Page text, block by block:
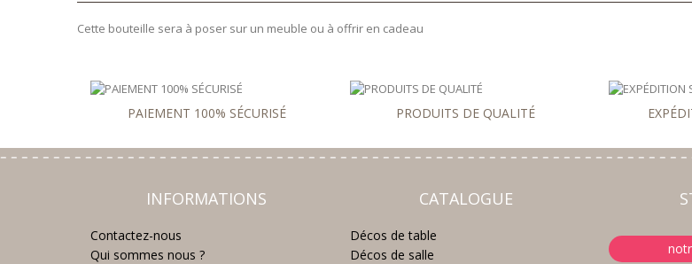
Cette bouteille sera à poser sur un meuble ou à offrir en cadeau
PAIEMENT 100% SÉCURISÉ PRODUITS DE QUALITÉ
INFORMATIONS
Contactez-nous
Qui sommes nous ?
CATALOGUE
Décos de table
Décos de salle